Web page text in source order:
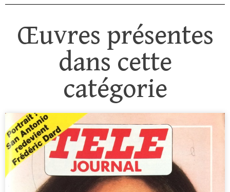
Œuvres présentes
dans cette
catégorie